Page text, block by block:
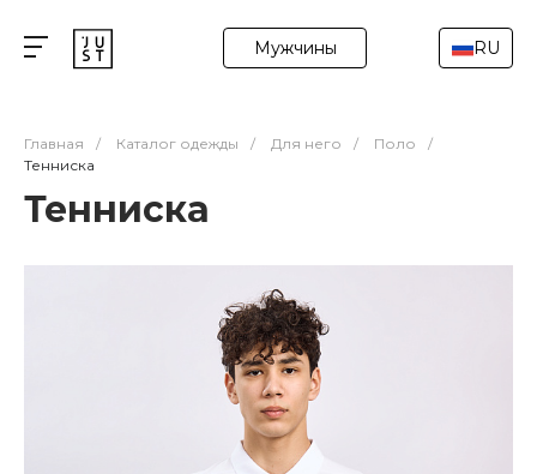
Мужчины RU
Главная / Каталог одежды / Для него / Поло
/
Тенниска
Тенниска